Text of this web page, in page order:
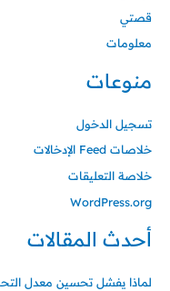
قصتي
معلومات
منوعات
تسجيل الدخول
خلاصات Feed الإدخالات
خلاصة التعليقات
WordPress.org
أحدث المقالات